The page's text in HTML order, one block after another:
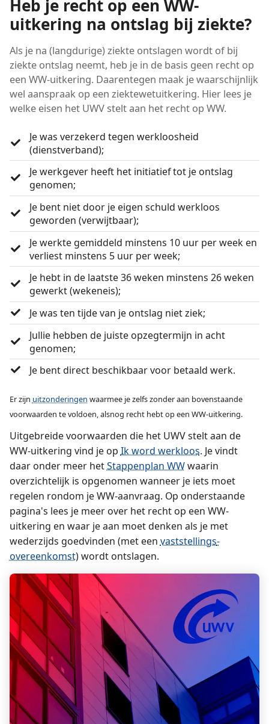
Heb je recht op een WW-
uitkering na ontslag bij ziekte?
Als je na (langdurige) ziekte ontslagen wordt of bij
ziekte ontslag neemt, heb je in de basis geen recht op
een WW-uitkering. Daarentegen maak je waarschijnlijk
wel aanspraak op een ziektewetuitkering. Hier lees je
welke eisen het UWV stelt aan het recht op WW.
Je was verzekerd tegen werkloosheid
(dienstverband);
Je werkgever heeft het initiatief tot je ontslag
genomen;
Je bent niet door je eigen schuld werkloos
geworden (verwijtbaar);
Je werkte gemiddeld minstens 10 uur per week en
verliest minstens 5 uur per week;
Je hebt in de laatste 36 weken minstens 26 weken
gewerkt (wekeneis);
Je was ten tijde van je ontslag niet ziek;
Jullie hebben de juiste opzegtermijn in acht
genomen;
Je bent direct beschikbaar voor betaald werk.
Er zijn uitzonderingen waarmee je zelfs zonder aan bovenstaande
voorwaarden te voldoen, alsnog recht hebt op een WW-uitkering.
Uitgebreide voorwaarden die het UWV stelt aan de
WW-uitkering vind je op Ik word werkloos. Je vindt
daar onder meer hetStappenplan WWwaarin
overzichtelijk is opgenomen wanneer je iets moet
regelen rondom je WW-aanvraag. Op onderstaande
pagina's lees je meer over het recht op een WW-
uitkering en waar je aan moet denken als je met
wederzijds goedvinden (met een vaststellings­
overeenkomst) wordt ontslagen.